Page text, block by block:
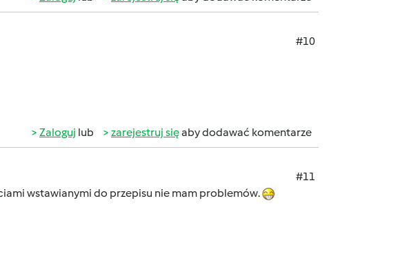
#10
Zaloguj lub zarejestruj sięaby dodawać komentarze
#11
wstawianymi do przepisu nie mam problemów.